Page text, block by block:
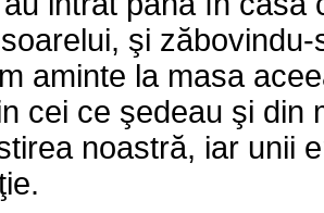
şi
aminte la masa
cei ce şedeau şi din
noastră, iar unii